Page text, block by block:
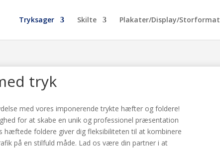
Tryksager Skilte Plakater/Display/Storformat
tryk
med vores imponerende trykte hæfter og foldere!
for at skabe en unik og professionel præsentation
hæftede foldere giver dig fleksibiliteten til at kombinere
på en stilfuld måde. Lad os være din partner i at